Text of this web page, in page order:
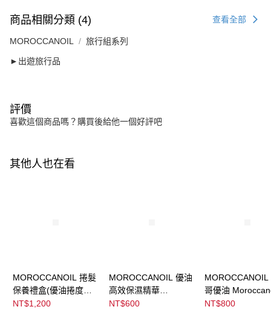
商品相關分類 (4) 查看全部
MOROCCANOIL 旅行組系列
►出遊旅行品
評價
喜歡這個商品嗎？購買後給他一個好評吧
其他人也在看
MOROCCANOIL 捲髮
保養禮盒(優油捲度記
憶塑型乳75ML+摩洛哥
NT$1,200
MOROCCANOIL 優油
高效保濕精華
Hydrating Styling
NT$600
MOROCCANOIL
哥優油
Treatment
NT$800